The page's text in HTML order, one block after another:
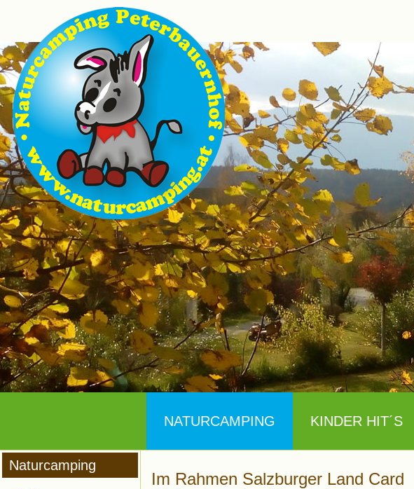
NATURCAMPING KINDER HIT´S
Naturcamping
Im Rahmen Salzburger Land Card